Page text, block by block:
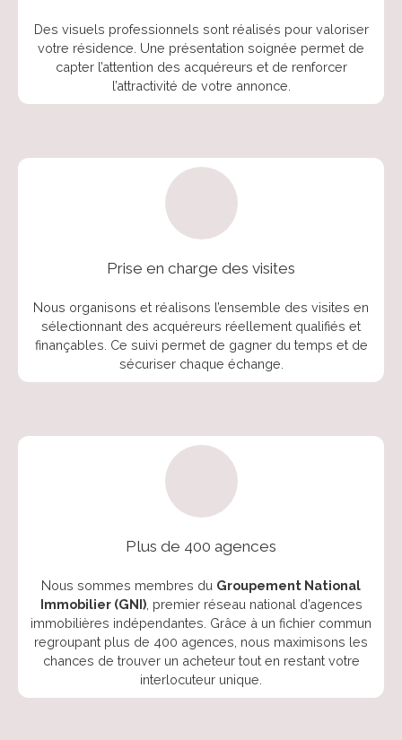
Des visuels professionnels sont réalisés pour valoriser
votre résidence. Une présentation soignée permet de
capter l’attention des acquéreurs et de renforcer
l’attractivité de votre annonce.
Prise en charge des visites
Nous organisons et réalisons l’ensemble des visites en
sélectionnant des acquéreurs réellement qualifiés et
finançables. Ce suivi permet de gagner du temps et de
sécuriser chaque échange.
Plus de 400 agences
Nous sommes membres du Groupement National
Immobilier(GNI), premier réseau national d’agences
immobilières indépendantes. Grâce à un fichier commun
regroupant plus de 400 agences, nous maximisons les
chances de trouver un acheteur tout en restant votre
interlocuteur unique.